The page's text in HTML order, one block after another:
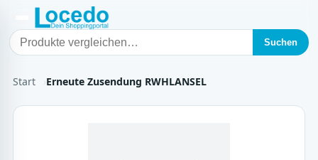
Suchen
Start Erneute Zusendung RWHLANSEL